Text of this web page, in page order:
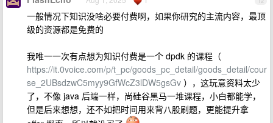
一般情况下知识没啥必要付费啊，如果你研究的主流内容，最顶
级的资源都是免费的
我唯一一次有点想为知识付费是一个 dpdk 的课程（
https://it.0voice.com/p/t_pc/goods_pc_detail/goods_detail/cour
se_2UBsdzwC5myy9GfWcZ3lDW5gsGv ），这玩意资料太少
了，不像 java 后端一样，尚硅谷黑马一堆课程，小白都能学，
但是后来想想，还不如把时间用来背八股刷题，更能提升拿